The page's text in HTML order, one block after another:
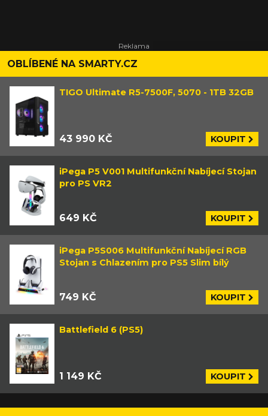
OBLÍBENÉ NA SMARTY.CZ
TIGO Ultimate R5-7500F, 5070 - 1TB 32GB
43 990 KČ KOUPIT
iPega P5 V001 Multifunkční Nabíjecí Stojan
pro PS VR2
649 KČ KOUPIT
iPega P5S006 Multifunkční Nabíjecí RGB
Stojan s Chlazením pro PS5 Slim bílý
749 KČ KOUPIT
Battlefield 6 (PS5)
1 149 KČ KOUPIT